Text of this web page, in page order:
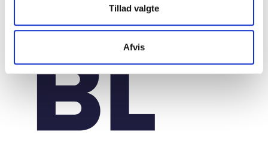
Tillad valgte
Afvis